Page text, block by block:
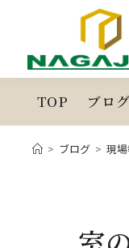
TOP ブログ
> ブログ > 現